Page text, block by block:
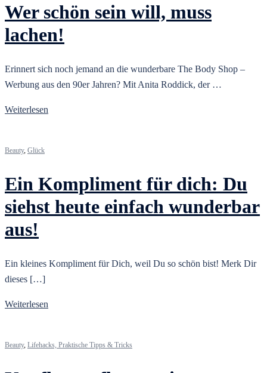
Wer schön sein will, muss
lachen!
Erinnert sich noch jemand an die wunderbare The Body Shop –
Werbung aus den 90er Jahren? Mit Anita Roddick, der …
Weiterlesen
Beauty, Glück
Ein Kompliment für dich: Du
siehst heute einfach wunderbar
aus!
Ein kleines Kompliment für Dich, weil Du so schön bist! Merk Dir
dieses […]
Weiterlesen
Beauty, Lifehacks, Praktische Tipps & Tricks